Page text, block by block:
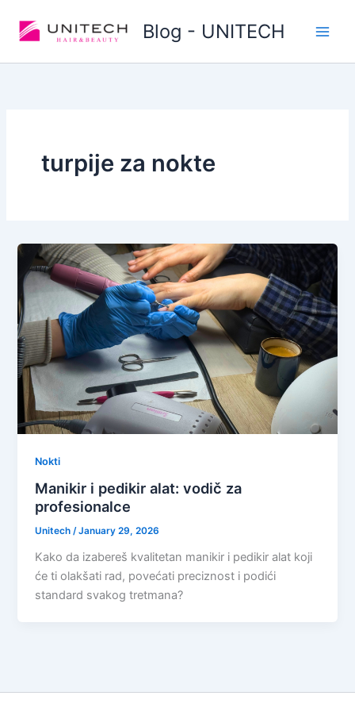
Blog - UNITECH
turpije za nokte
Nokti
Manikir i pedikir alat: vodič za
profesionalce
Unitech/January 29, 2026
Kako da izabereš kvalitetan manikir i pedikir alat koji
će ti olakšati rad, povećati preciznost i podići
standard svakog tretmana?